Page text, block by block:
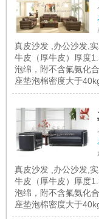
真皮沙发 ,办公沙发,
牛皮（厚牛皮）厚度
泡绵，附不含氟氨化
座垫泡棉密度大于
真皮沙发 ,办公沙发,
牛皮（厚牛皮）厚度
泡绵，附不含氟氨化
座垫泡棉密度大于